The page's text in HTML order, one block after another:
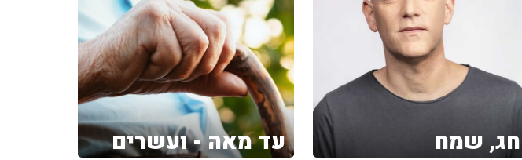
חג, שמח עד מאה - ועשרים